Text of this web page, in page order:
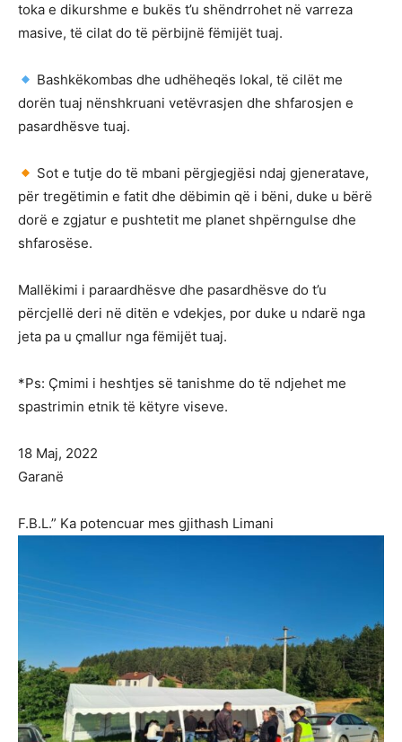
toka e dikurshme e bukës t’u shëndrrohet në varreza
masive, të cilat do të përbijnë fëmijët tuaj.
Bashkëkombas dhe udhëheqës lokal, të cilët me
dorën tuaj nënshkruani vetëvrasjen dhe shfarosjen e
pasardhësve tuaj.
Sot e tutje do të mbani përgjegjësi ndaj gjeneratave,
për tregëtimin e fatit dhe dëbimin që i bëni, duke u bërë
dorë e zgjatur e pushtetit me planet shpërngulse dhe
shfarosëse.
Mallëkimi i paraardhësve dhe pasardhësve do t’u
përcjellë deri në ditën e vdekjes, por duke u ndarë nga
jeta pa u çmallur nga fëmijët tuaj.
*Ps: Çmimi i heshtjes së tanishme do të ndjehet me
spastrimin etnik të këtyre viseve.
18 Maj, 2022
Garanë
F.B.L.” Ka potencuar mes gjithash Limani